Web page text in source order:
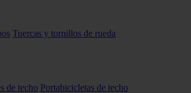
Tuercas y tornillos de rueda
de techo Portabicicletas de techo